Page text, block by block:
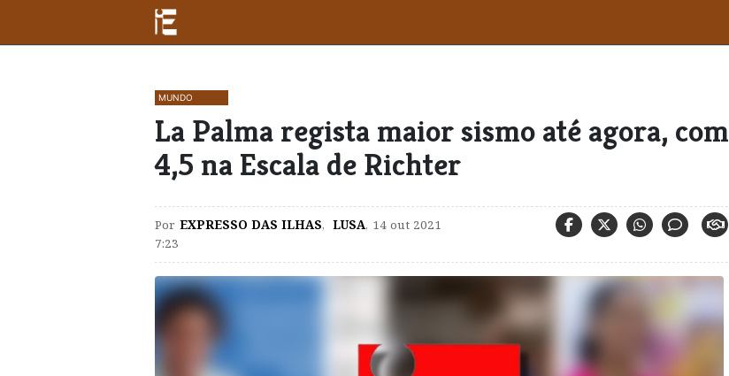
MUNDO
La Palma regista maior sismo até agora, com
4,5 na Escala de Richter
Por EXPRESSO DAS ILHAS, LUSA, 14 out 2021
7:23